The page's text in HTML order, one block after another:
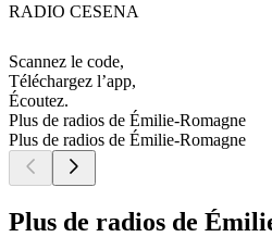
RADIO CESENA
Scannez le code,
Téléchargez l’app,
Écoutez.
Plus de radios de Émilie-Romagne
Plus de radios de Émilie-Romagne
Plus de radios de